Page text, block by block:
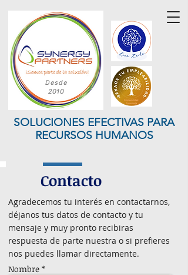
SOLUCIONES EFECTIVAS PARA
RECURSOS HUMANOS
Desde
2010
Contacto
Agradecemos tu interés en contactarnos,
déjanos tus datos de contacto y tu
mensaje y muy pronto recibiras
respuesta de parte nuestra o si prefieres
nos puedes llamar directamente.
Nombre *